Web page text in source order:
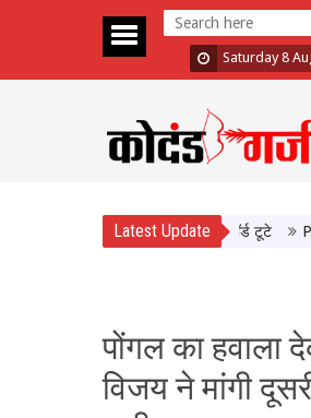
Saturday 8
Latest Update
तूफान, 48 घंटे में 10 फिल्मों के रिकॉर्ड टूटे PM
पोंगल का हवाला
विजय ने मांगी